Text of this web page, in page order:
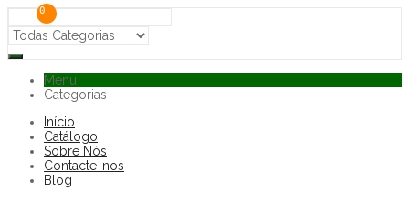
Menu
Categorias
Início
Catálogo
Sobre Nós
Contacte-nos
Blog
0